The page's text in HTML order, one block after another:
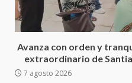
Avanza con orden y
extraordinario de
7 agosto 2026
3
Ciudad